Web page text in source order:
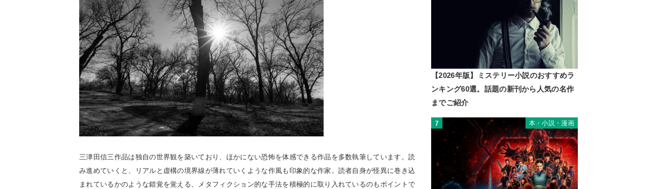
三津田信三作品は独自の世界観を築いており、ほかにない恐怖を体感できる作品を多数執筆しています。読
み進めていくと、リアルと虚構の境界線が薄れていくような作風も印象的な作家。読者自身が怪異に巻き込
まれているかのような錯覚を覚える、メタフィクション的な手法を積極的に取り入れているのもポイントで
【2026年版】ミステリー小説のおすすめラ
ンキング60選。話題の新刊から人気の名作
までご紹介
7 本・小説・漫画